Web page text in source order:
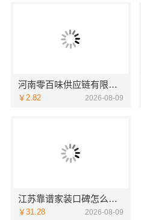
河南零百味供应链有限公司低成本量贩零食全域盈利
￥2.82 2026-08-09
江苏靠谱家装口碑怎么样，常州宜居佳装饰值得信赖
￥31.28 2026-08-09